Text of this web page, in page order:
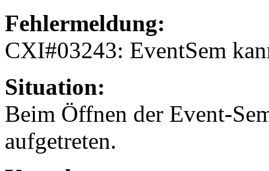
Fehlermeldung:
CXI#03243: EventSem
Situation:
Beim Öffnen der Event-
aufgetreten.